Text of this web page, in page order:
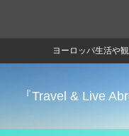
ヨーロッパ生活や
『Travel & Live